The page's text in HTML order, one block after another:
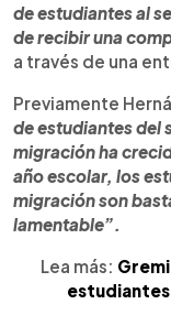
de estudiantes al
de recibir una
a través de una
Previamente
de estudiantes del
migración ha
año escolar, los
migración son
lamentable”.
Lea más: